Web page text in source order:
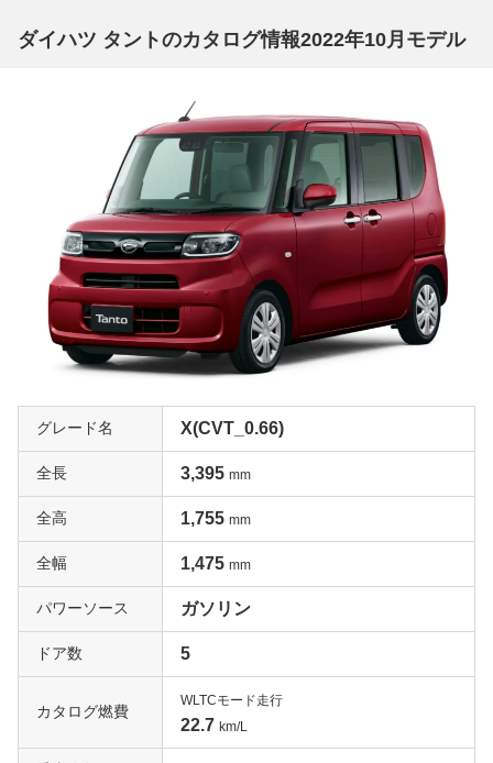
イメージを払拭するのに十分なもので、2000mmの室内長
は当時のムーヴよりも80mmも長い。後席のスライド機構
とが可能で、前端にセットすることで500Lを超える荷室
容量を確保。折り畳んで足元に収納することでフラットで
奥行きのあるフロアが得られ、かさばる荷物も余裕で積載
することが可能。セミベンチタイプの前席はゆったりとし
た座り心地をもたらし、高さの抑えられたインストルメン
トパネルと高いルーフのおかげで広々。ヒップポイントは
ムーヴよりも35mm高く、小柄な女性でも乗り降りのしや
すい設定だ。収納スペースも充実しており、後席には2重
フロアを生かしたアンダーボックスも設置されていた。デ
ビュー当初はカスタム系の設定はなく、ターボエンジンを
搭載するRSは前後の大型エアロバンパーとサイドストー
化。引き締まったスタイルを特徴としていた。
2代目タントは「ミラクルオープンドア」を採用
2代目となるタントは2007年12月にフルモデルチェンジを
受けている。基本的にキープコンセプトのモデルだが、2
代目は「大空間」、「大開口」をアピールし、軽では初採
用となるセンターピラーレスの「ミラクルオープンドア」
を助手席側に採用した。また、新型はホイールベースを4
0mm延長し、フロントピラーを40mm前方に移動したこと
25mmの1355mmと、低学年の小学生ならば立ったままで
サイドウォークスルーが可能なほど。アレンジ多彩の大容
量ラゲッジルームもタントの美点であり、2代目は助手席
ダイハツ タントのカタログ情報2022年10月モデル
グレード名 X(CVT_0.66)
全長 3,395 mm
全高 1,755 mm
全幅 1,475 mm
パワーソース ガソリン
ドア数 5
カタログ燃費
WLTCモード走行
22.7 km/L